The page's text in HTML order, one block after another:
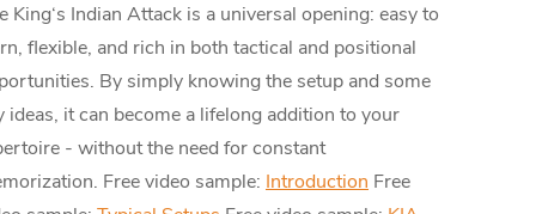
King‘s Indian Attack is a universal opening: easy to
flexible, and rich in both tactical and positional
By simply knowing the setup and some
ideas, it can become a lifelong addition to your
- without the need for constant
Free video sample: Introduction Free